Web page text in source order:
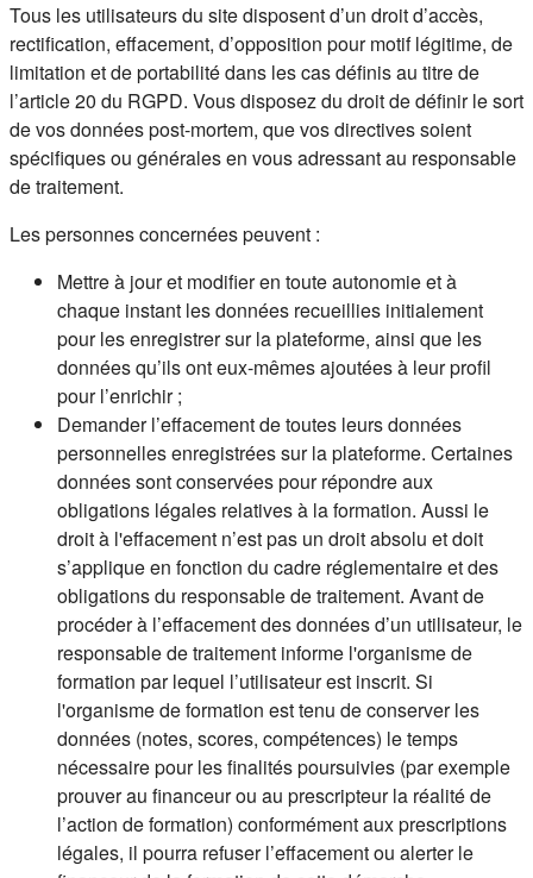
Tous les utilisateurs du site disposent d’un droit d’accès,
rectification, effacement, d’opposition pour motif légitime, de
limitation et de portabilité dans les cas définis au titre de
l’article 20 du RGPD. Vous disposez du droit de définir le sort
de vos données post-mortem, que vos directives soient
spécifiques ou générales en vous adressant au responsable
de traitement.
Les personnes concernées peuvent :
Mettre à jour et modifier en toute autonomie et à
chaque instant les données recueillies initialement
pour les enregistrer sur la plateforme, ainsi que les
données qu’ils ont eux-mêmes ajoutées à leur profil
pour l’enrichir ;
Demander l’effacement de toutes leurs données
personnelles enregistrées sur la plateforme. Certaines
données sont conservées pour répondre aux
obligations légales relatives à la formation. Aussi le
droit à l'effacement n’est pas un droit absolu et doit
s’applique en fonction du cadre réglementaire et des
obligations du responsable de traitement. Avant de
procéder à l’effacement des données d’un utilisateur, le
responsable de traitement informe l'organisme de
formation par lequel l’utilisateur est inscrit. Si
l'organisme de formation est tenu de conserver les
données (notes, scores, compétences) le temps
nécessaire pour les finalités poursuivies (par exemple
prouver au financeur ou au prescripteur la réalité de
l’action de formation) conformément aux prescriptions
légales, il pourra refuser l’effacement ou alerter le